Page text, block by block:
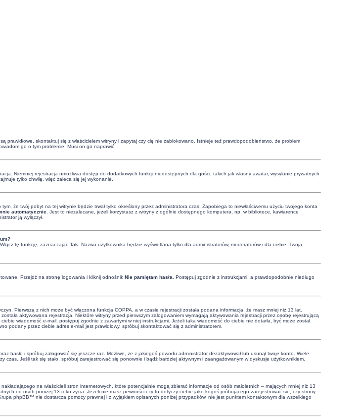
prawidłowe, skontaktuj się z właścicielem witryny i zapytaj czy cię nie zablokowano. Istnieje też prawdopodobieństwo, że problem
go o tym problemie. Musi on go naprawić.
Niemniej rejestracja umożliwia dostęp do dodatkowych funkcji niedostępnych dla gości, takich jak własny awatar, wysyłanie prywatnych
tylko chwilę, więc zaleca się jej wykonanie.
że twój pobyt na tej witrynie będzie trwał tylko określony przez administratora czas. Zapobiega to niewłaściwemu użyciu twojego konta
automatycznie. Jest to niezalecane, jeżeli korzystasz z witryny z ogólnie dostępnego komputera, np. w bibliotece, kawiarence
ją wyłączył.
tę funkcję, zaznaczając Tak . Nazwa użytkownika będzie wyświetlana tylko dla administratorów, moderatorów i dla ciebie. Twoja
Przejdź na stronę logowania i kliknij odnośnik Nie pamiętam hasła . Postępuj zgodnie z instrukcjami, a prawdopodobnie niedługo
Pierwszą z nich może być włączona funkcja COPPA, a w czasie rejestracji została podana informacja, że masz mniej niż 13 lat.
aktywowana rejestracja. Niektóre witryny przed pierwszym zalogowaniem wymagają aktywowania rejestracji przez osobę rejestrującą
wiadomość e-mail, postępuj zgodnie z zawartymi w niej instrukcjami. Jeżeli taka wiadomość do ciebie nie dotarła, być może został
podany przez ciebie adres e-mail jest prawidłowy, spróbuj skontaktować się z administratorem.
hasło i spróbuj zalogować się jeszcze raz. Możliwe, że z jakiegoś powodu administrator dezaktywował lub usunął twoje konto. Wiele
czas. Jeśli tak się stało, spróbuj zarejestrować się ponownie i bądź bardziej aktywnym i zaangażowanym w dyskusje użytkownikiem.
na właścicieli stron internetowych, które potencjalnie mogą zbierać informacje od osób małoletnich – mających mniej niż 13
od osób poniżej 13 roku życia. Jeżeli nie masz pewności czy to dotyczy ciebie jako kogoś próbującego zarejestrować się, czy strony
phpBB™ nie dostarcza pomocy prawnej i z wyjątkiem opisanych poniżej przypadków, nie jest punktem kontaktowym dla wszelkiego